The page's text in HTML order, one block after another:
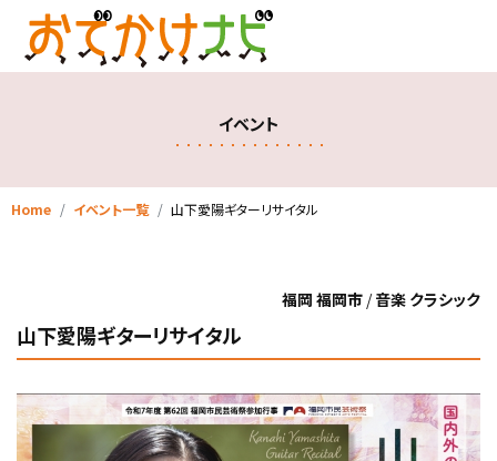
イベント
Home イベント一覧 山下愛陽ギターリサイタル
福岡 福岡市 /音楽 クラシック
山下愛陽ギターリサイタル